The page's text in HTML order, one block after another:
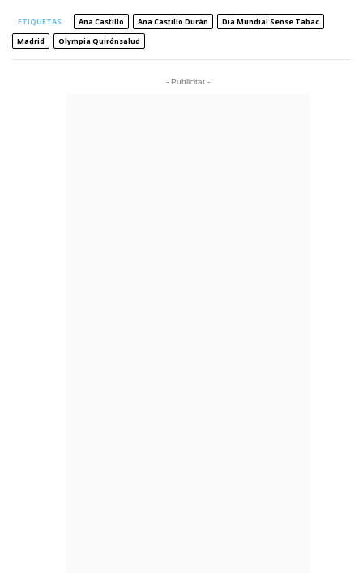
ETIQUETAS Ana Castillo Ana Castillo Durán
Dia Mundial Sense Tabac
Madrid
Olympia Quirónsalud
- Publicitat -